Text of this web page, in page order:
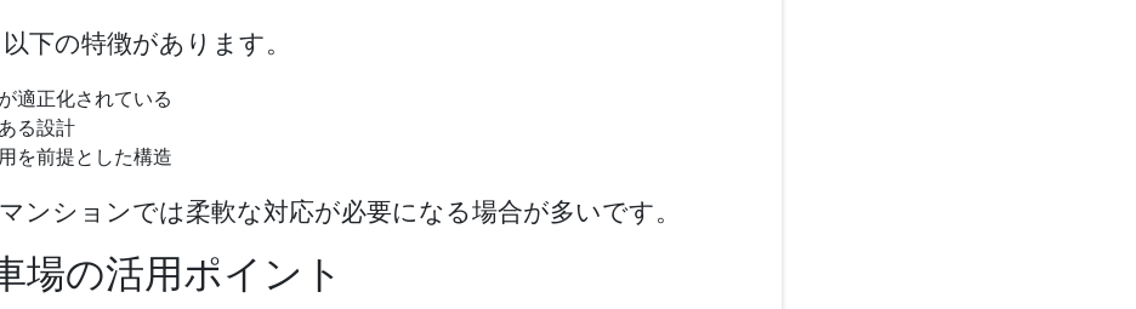
下の特徴があります。
適正化されている
る設計
を前提とした構造
ンションでは柔軟な対応が必要になる場合が多いです。
場の活用ポイント